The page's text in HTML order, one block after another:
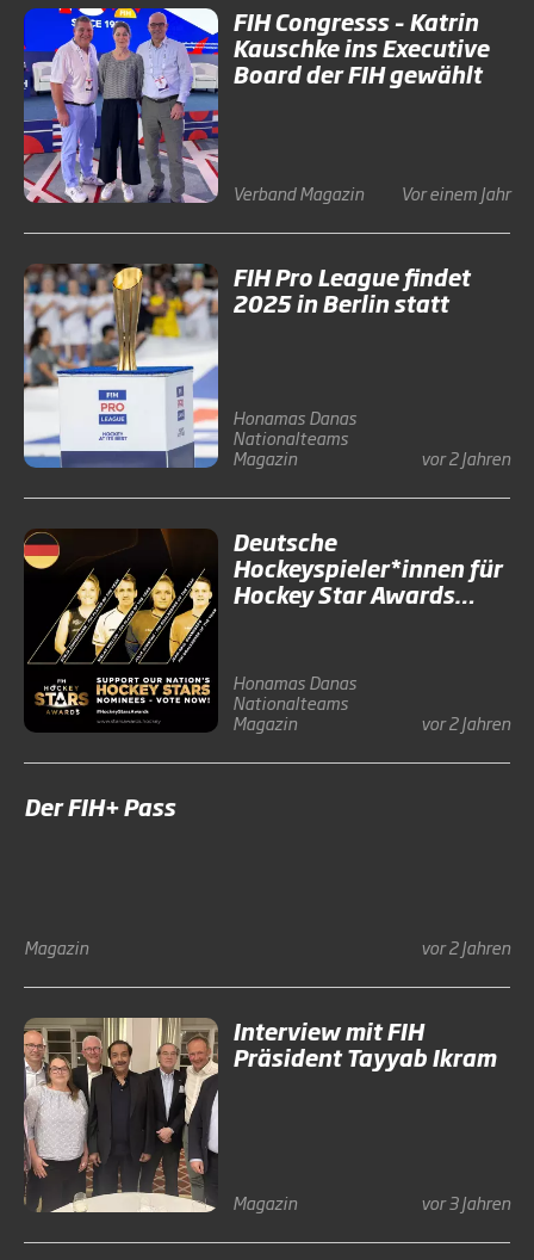
FIH Congresss – Katrin
Kauschke ins Executive
Board der FIH gewählt
VerbandMagazin Vor einem Jahr
FIH Pro League findet
2025 in Berlin statt
HonamasDanas
Nationalteams
Magazin
vor 2 Jahren
Deutsche
Hockeyspieler*innen für
Hockey Star Awards
HonamasDanas
Nationalteams
Magazin
vor 2 Jahren
Der FIH+ Pass
Magazin vor 2 Jahren
Interview mit FIH
Präsident Tayyab Ikram
Magazin vor 3 Jahren